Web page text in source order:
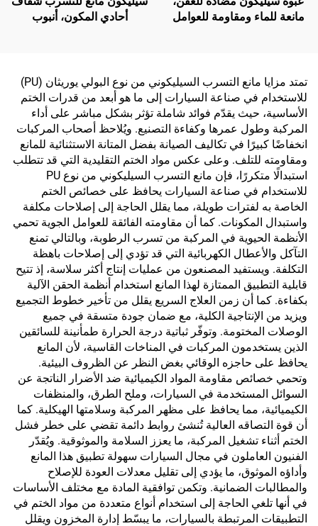
مانعة للماء ومقاومة للعوامل
أحادي المكون، أنبوب
تمتد مزايا مانع التسرب السيليكوني من نوع البولي يوريثان (PU)
للاستخدام في صناعة السيارات إلى ما هو أبعد من قدرات الختم
الأساسية، حيث يقدّم فوائد شاملة تؤثر بشكل مباشر على أداء
المركبة وطول عمرها وكفاءة التصنيع. ويُلاحظ أصحاب المركبات
انخفاضًا كبيرًا في تكاليف الصيانة بفضل المتانة الاستثنائية للمانع
ومقاومته للتلف. وعلى عكس مواد الختم التقليدية التي قد تتطلب
استبدالًا متكررًا، فإن مانع التسرب السيليكوني من نوع PU
للاستخدام في صناعة السيارات يحافظ على خصائص الختم
الخاصة به لفترات طويلة، مما يقلل الحاجة إلى إصلاحات مكلفة
واستبدال المكونات. كما أن مقاومته الفائقة للعوامل الجوية تحمي
الأنظمة الحيوية في المركبة من تسرب الرطوبة، وبالتالي تمنع
التآكل والأعطال الكهربائية التي قد تؤدي إلى إصلاحات باهظة
التكلفة. ويستفيد المصنعون من عمليات إنتاج أكثر سلاسة، إذ تتيح
قابلية التطبيق الممتازة لهذا المانع استخدام أنظمة الحقن الآلية
بكفاءة. كما أن زمن العلاج السريع يقلل من تأخير خطوط التجميع
ويزيد من الإنتاجية الكلية، مع ضمان جودة متسقة في جميع
الوصلات المختومة. وتوفّر ثباتية درجة الحرارة طمأنينة للسائقين
الذين يستخدمون المركبات في المناخات القاسية، لأن المانع
يحافظ على حاجزه الوقائي بغض النظر عن الظروف البيئية.
وتحمي خصائص مقاومة المواد الكيميائية ضد الأضرار الناتجة عن
السوائل المستخدمة في السيارات، وملح الطرق، والمنظفات
الكيميائية، مما يحافظ على مظهر المركبة وسلامتها الهيكلية. كما
أن قوة التصاقه العالية تُنشئ روابط دائمة تقضي على خطر فشل
الختم أثناء تشغيل المركبة، ما يعزز السلامة والموثوقية. ويُقدّر
الفنيون العاملون في مجال السيارات سهولة تطبيق هذا المانع
وأداؤه الموثوق، ما يؤدي إلى تقليل معدلات العودة للإصلاح
والمطالبات الضمانية. وتكمن توافقية المادة مع مختلف الأساسات
في أنها تلغي الحاجة إلى استخدام أنواع متعددة من مواد الختم في
التطبيقات المرتبطة بالسيارات، ما يبسّط إدارة المخزون ويقلل